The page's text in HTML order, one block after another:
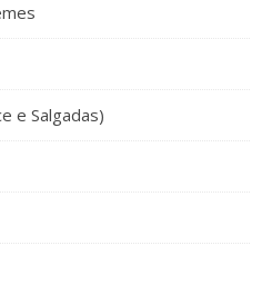
e Salgadas)